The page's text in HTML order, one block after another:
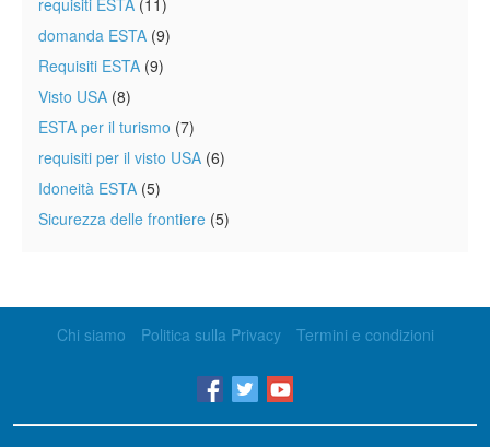
requisiti ESTA (11)
domanda ESTA (9)
Requisiti ESTA (9)
Visto USA (8)
ESTA per il turismo (7)
requisiti per il visto USA (6)
Idoneità ESTA (5)
Sicurezza delle frontiere (5)
Chi siamo Politica sulla Privacy Termini e condizioni